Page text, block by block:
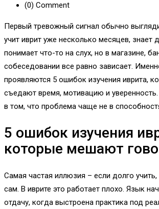
(0) Comment
Первый тревожный сигнал обычно
учит иврит уже несколько месяцев, знает
понимает что-то на слух, но в магазине,
собеседовании все равно зависает.
проявляются 5 ошибок изучения иврита,
съедают время, мотивацию и
в том, что проблема чаще не в
5 ошибок изучения
которые мешают
Самая частая иллюзия – если долго учить,
сам. В иврите это работает плохо. Язык
отдачу, когда выстроена практика под